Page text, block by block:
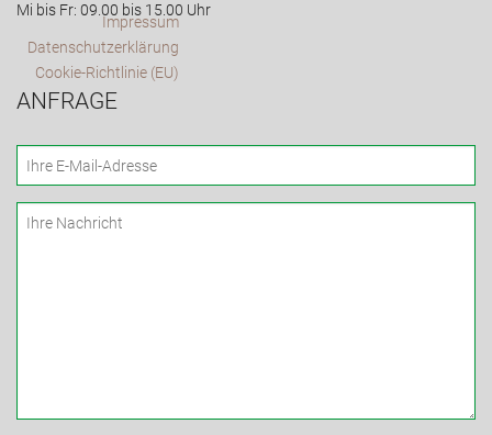
Mi bis Fr: 09.00 bis 15.00 Uhr
Impressum
Datenschutzerklärung
Cookie-Richtlinie (EU)
ANFRAGE